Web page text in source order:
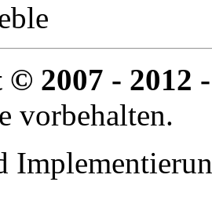
2007 - 2012
vorbehalten.